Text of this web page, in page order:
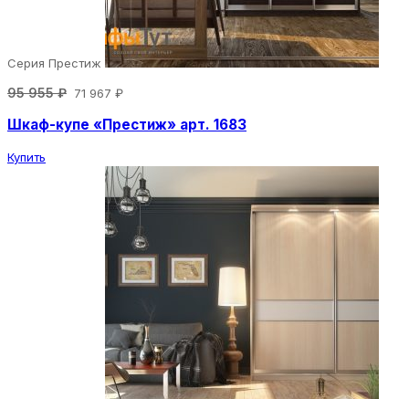
Серия Престиж
95 955 ₽ 71 967 ₽
Шкаф-купе «Престиж» арт. 1683
Купить